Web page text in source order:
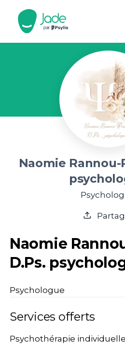
Naomie Rannou-
Naomie
D.Ps.
Psychologue
Services offerts
Psychothérapie individuelle